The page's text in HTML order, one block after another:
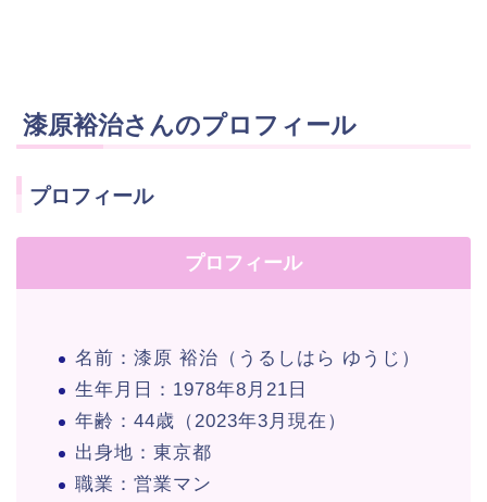
漆原裕治さんのプロフィール
プロフィール
プロフィール
名前：漆原 裕治（うるしはら ゆうじ）
生年月日：1978年8月21日
年齢：44歳（2023年3月現在）
出身地：東京都
職業：営業マン